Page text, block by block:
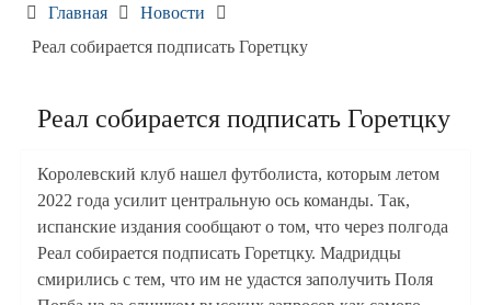
Главная
Новости
Реал собирается подписать Горетцку
Реал собирается подписать Горетцку
Королевский клуб нашел футболиста, которым летом
2022 года усилит центральную ось команды. Так,
испанские издания сообщают о том, что через полгода
Реал собирается подписать Горетцку. Мадридцы
смирились с тем, что им не удастся заполучить Поля